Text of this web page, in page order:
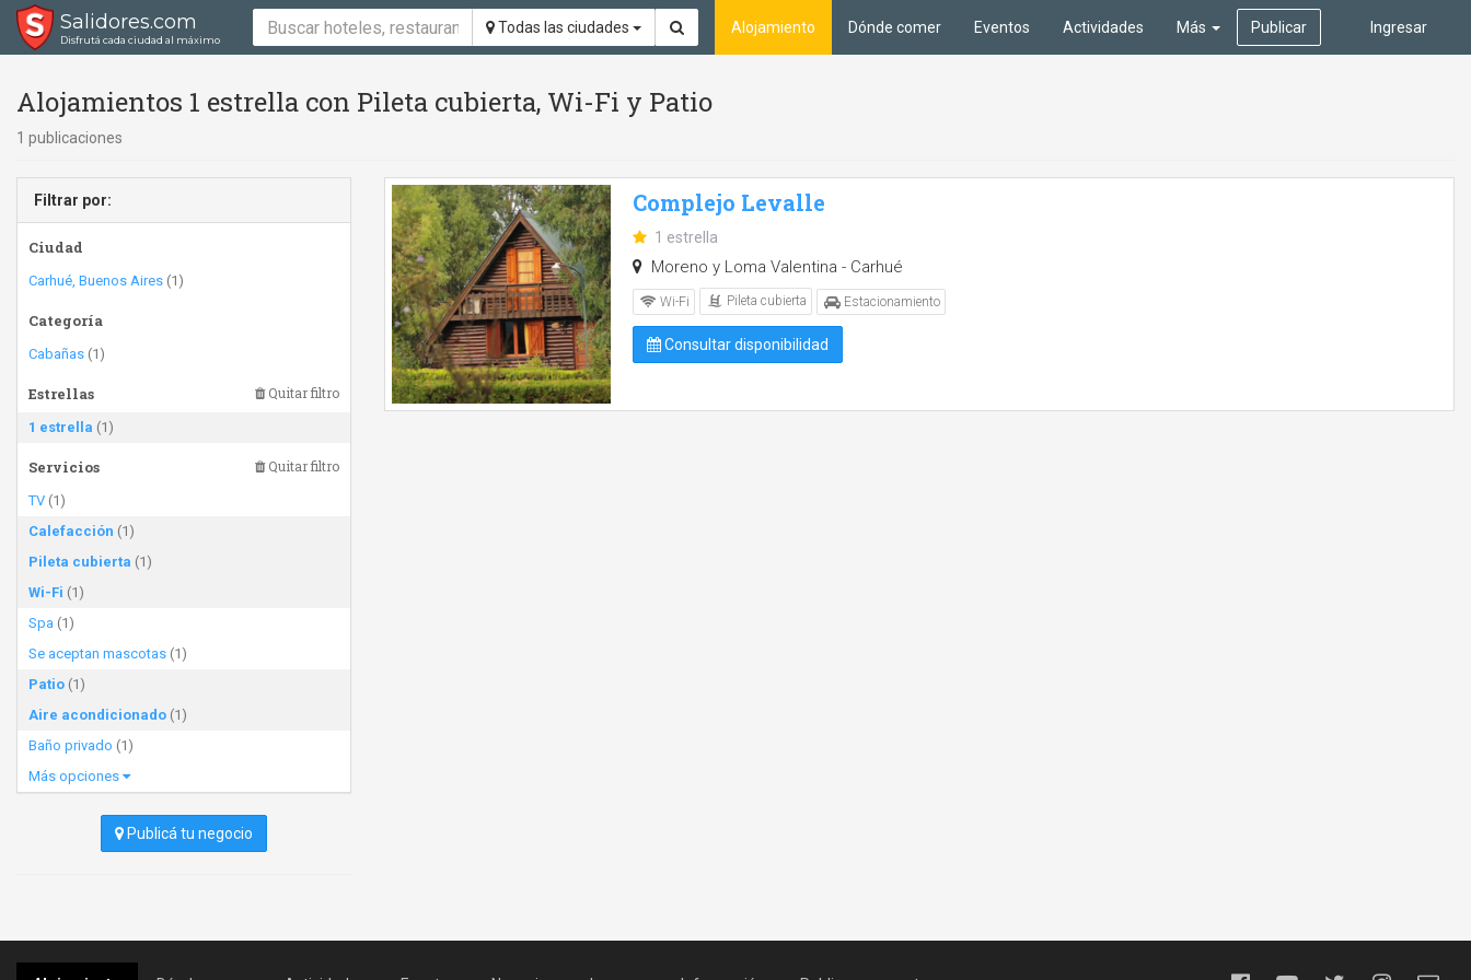
Salidores.com
Disfrutá cada ciudad al máximo
Todas las ciudades Ingresar
Alojamiento Dónde comer Eventos Actividades Más Publicar
Alojamientos 1 estrella con Pileta cubierta, Wi-Fi y Patio
1 publicaciones
Filtrar por:
Ciudad
Carhué, Buenos Aires (1)
Categoría
Cabañas (1)
Estrellas Quitar filtro
1 estrella (1)
Servicios Quitar filtro
TV (1)
Calefacción (1)
Pileta cubierta (1)
Wi-Fi (1)
Spa (1)
Se aceptan mascotas (1)
Patio (1)
Aire acondicionado (1)
Baño privado (1)
Más opciones
Publicá tu negocio
Complejo Levalle
1 estrella
Moreno y Loma Valentina - Carhué
Wi-Fi Pileta cubierta Estacionamiento
Consultar disponibilidad